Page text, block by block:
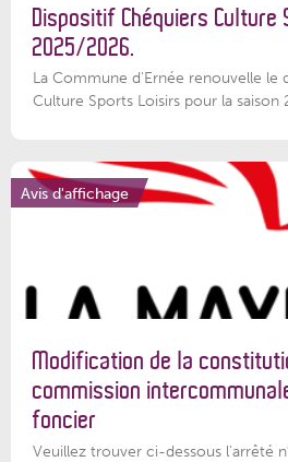
Dispositif Chéquiers Culture
2025/2026.
La Commune d'Ernée renouvelle le
Culture Sports Loisirs pour la saison
Avis d'affichage
Modification de la
commission
foncier
Veuillez trouver ci-dessous l'arrêté